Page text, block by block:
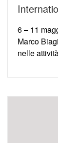
6 – 11
Marco
nelle